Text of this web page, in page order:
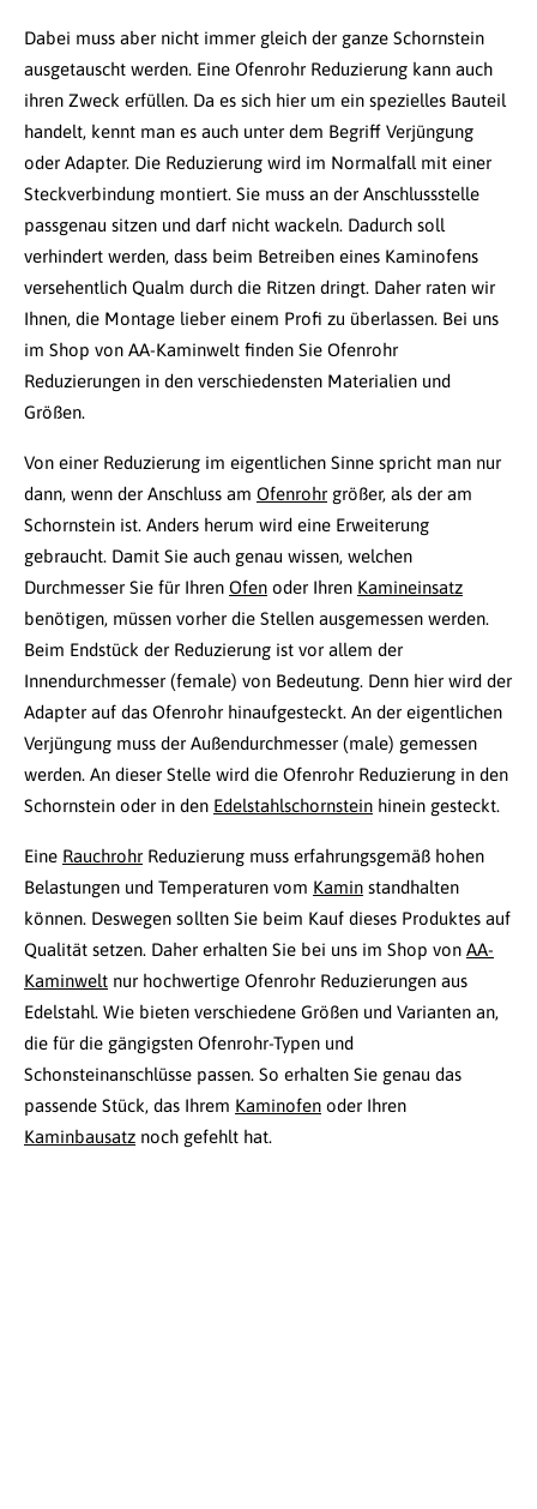
Dabei muss aber nicht immer gleich der ganze Schornstein
ausgetauscht werden. Eine Ofenrohr Reduzierung kann auch
ihren Zweck erfüllen. Da es sich hier um ein spezielles Bauteil
handelt, kennt man es auch unter dem Begriff Verjüngung
oder Adapter. Die Reduzierung wird im Normalfall mit einer
Steckverbindung montiert. Sie muss an der Anschlussstelle
passgenau sitzen und darf nicht wackeln. Dadurch soll
verhindert werden, dass beim Betreiben eines Kaminofens
versehentlich Qualm durch die Ritzen dringt. Daher raten wir
Ihnen, die Montage lieber einem Profi zu überlassen. Bei uns
im Shop von AA-Kaminwelt finden Sie Ofenrohr
Reduzierungen in den verschiedensten Materialien und
Größen.
Von einer Reduzierung im eigentlichen Sinne spricht man nur
dann, wenn der Anschluss am Ofenrohr größer, als der am
Schornstein ist. Anders herum wird eine Erweiterung
gebraucht. Damit Sie auch genau wissen, welchen
Durchmesser Sie für Ihren Ofen oder Ihren Kamineinsatz
benötigen, müssen vorher die Stellen ausgemessen werden.
Beim Endstück der Reduzierung ist vor allem der
Innendurchmesser (female) von Bedeutung. Denn hier wird der
Adapter auf das Ofenrohr hinaufgesteckt. An der eigentlichen
Verjüngung muss der Außendurchmesser (male) gemessen
werden. An dieser Stelle wird die Ofenrohr Reduzierung in den
Schornstein oder in den Edelstahlschornstein hinein gesteckt.
Eine Rauchrohr Reduzierung muss erfahrungsgemäß hohen
Belastungen und Temperaturen vom Kamin standhalten
können. Deswegen sollten Sie beim Kauf dieses Produktes auf
Qualität setzen. Daher erhalten Sie bei uns im Shop von AA-
Kaminwelt nur hochwertige Ofenrohr Reduzierungen aus
Edelstahl. Wie bieten verschiedene Größen und Varianten an,
die für die gängigsten Ofenrohr-Typen und
Schonsteinanschlüsse passen. So erhalten Sie genau das
passende Stück, das Ihrem Kaminofen oder Ihren
Kaminbausatz noch gefehlt hat.